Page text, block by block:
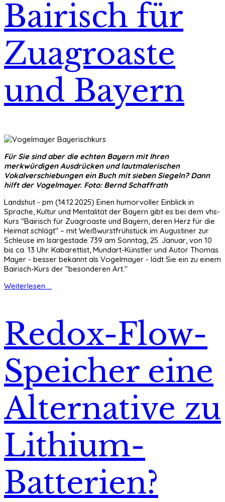
Bairisch für
Zuagroaste
und Bayern
Für Sie sind aber die echten Bayern mit Ihren
merkwürdigen Ausdrücken und lautmalerischen
Vokalverschiebungen ein Buch mit sieben Siegeln? Dann
hilft der Vogelmayer. Foto: Bernd Schaffrath
Landshut - pm (14.12.2025) Einen humorvoller Einblick in
Sprache, Kultur und Mentalität der Bayern gibt es bei dem vhs-
Kurs "Bairisch für Zuagroaste und Bayern, deren Herz für die
Heimat schlägt" – mit Weißwurstfrühstück im Augustiner zur
Schleuse im Isargestade 739 am Sonntag, 25. Januar, von 10
bis ca. 13 Uhr. Kabarettist, Mundart-Künstler und Autor Thomas
Mayer - besser bekannt als Vogelmayer - lädt Sie ein zu einem
Bairisch-Kurs der "besonderen Art."
Weiterlesen ...
Redox-Flow-
Speicher eine
Alternative zu
Lithium-
Batterien?